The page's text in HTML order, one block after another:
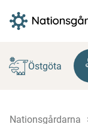
innehåll
Östgöta
Nationsgårdarna